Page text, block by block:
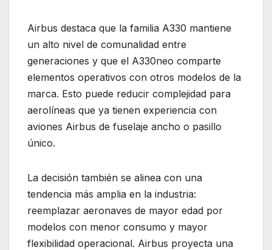
Airbus destaca que la familia A330 mantiene
un alto nivel de comunalidad entre
generaciones y que el A330neo comparte
elementos operativos con otros modelos de la
marca. Esto puede reducir complejidad para
aerolíneas que ya tienen experiencia con
aviones Airbus de fuselaje ancho o pasillo
único.
La decisión también se alinea con una
tendencia más amplia en la industria:
reemplazar aeronaves de mayor edad por
modelos con menor consumo y mayor
flexibilidad operacional. Airbus proyecta una